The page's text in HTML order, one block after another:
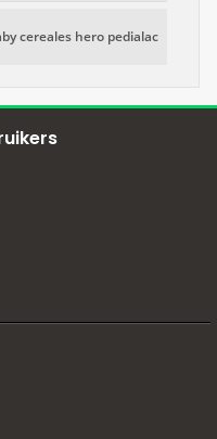
cereales hero pedialac